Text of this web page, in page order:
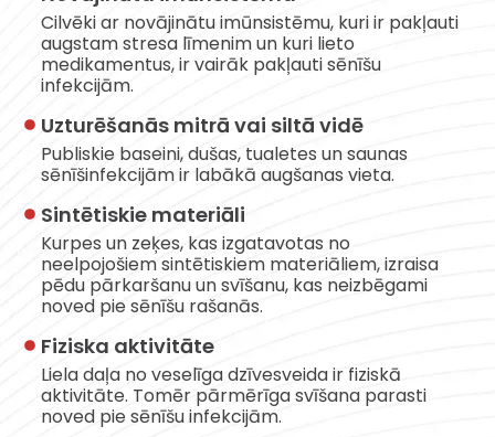
Cilvēki ar novājinātu imūnsistēmu, kuri ir pakļauti
augstam stresa līmenim un kuri lieto
medikamentus, ir vairāk pakļauti sēnīšu
infekcijām.
Uzturēšanās mitrā vai siltā vidē
Publiskie baseini, dušas, tualetes un saunas
sēnīšinfekcijām ir labākā augšanas vieta.
Sintētiskie materiāli
Kurpes un zeķes, kas izgatavotas no
neelpojošiem sintētiskiem materiāliem, izraisa
pēdu pārkaršanu un svīšanu, kas neizbēgami
noved pie sēnīšu rašanās.
Fiziska aktivitāte
Liela daļa no veselīga dzīvesveida ir fiziskā
aktivitāte. Tomēr pārmērīga svīšana parasti
noved pie sēnīšu infekcijām.